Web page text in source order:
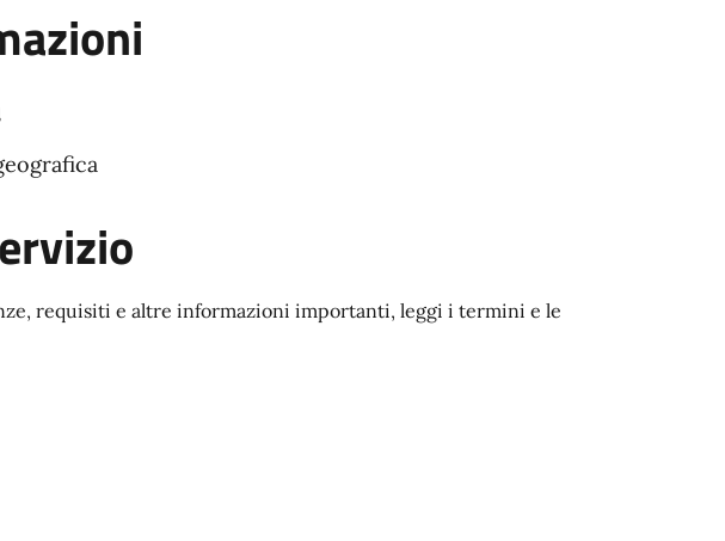
requisiti e altre informazioni importanti, leggi i termini e le